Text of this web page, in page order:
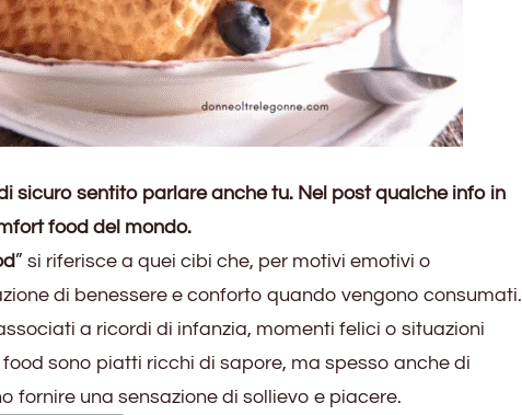
sicuro sentito parlare anche tu. Nel post qualche info in
food del mondo.
” si riferisce a quei cibi che, per motivi emotivi o
di benessere e conforto quando vengono consumati.
a ricordi di infanzia, momenti felici o situazioni
sono piatti ricchi di sapore, ma spesso anche di
fornire una sensazione di sollievo e piacere.